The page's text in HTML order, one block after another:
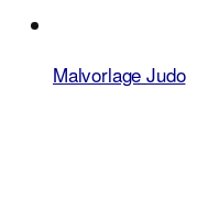
Malvorlage Judo